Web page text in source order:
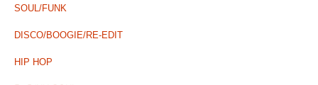
SOUL/FUNK
DISCO/BOOGIE/RE-EDIT
HIP HOP